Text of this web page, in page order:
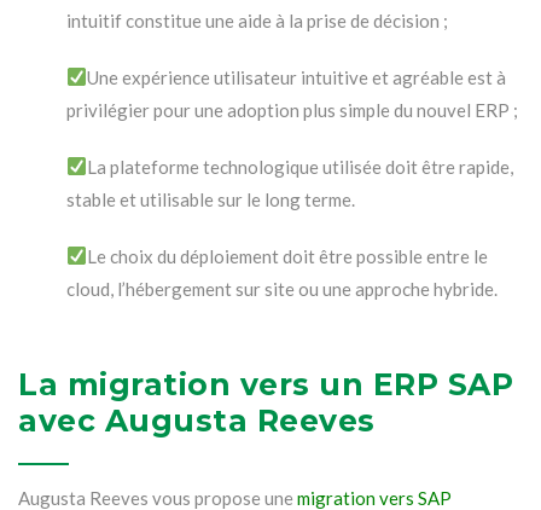
intuitif constitue une aide à la prise de décision ;
Une expérience utilisateur intuitive et agréable est à
privilégier pour une adoption plus simple du nouvel ERP ;
La plateforme technologique utilisée doit être rapide,
stable et utilisable sur le long terme.
Le choix du déploiement doit être possible entre le
cloud, l’hébergement sur site ou une approche hybride.
La migration vers un ERP SAP
avec Augusta Reeves
Augusta Reeves vous propose une migration vers SAP